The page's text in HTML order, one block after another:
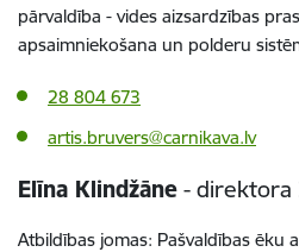
pārvaldība - vides aizsardzības
apsaimniekošana un polderu
28 804 673
artis.bruvers@carnikava.lv
Elīna Klindžāne - direktora
Atbildības jomas: Pašvaldības ēku